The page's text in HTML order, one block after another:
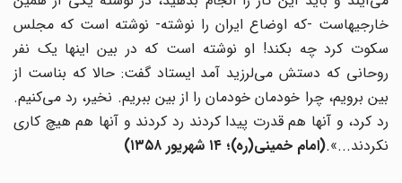
خارجیهاست -که اوضاع ایران را نوشته- نوشته است که مجلس
سکوت کرد چه بکند! او نوشته است که در بین اینها یک نفر
روحانی که دستش می‌لرزید آمد ایستاد گفت: حالا که بناست از
بین برویم، چرا خودمان خودمان را از بین ببریم. نخیر، رد می‌کنیم.
رد کرد، و آنها هم قدرت پیدا کردند رد کردند و آنها هم هیچ کاری
نکردند...».(امام خمینی(ره)؛ ۱۴ شهریور ۱۳۵۸ )